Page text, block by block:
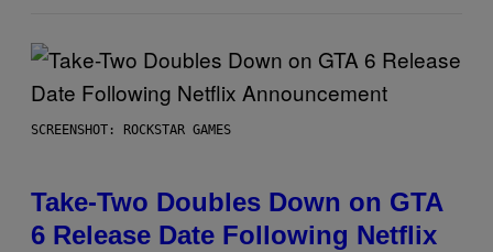
SCREENSHOT: ROCKSTAR GAMES
Take-Two Doubles Down on GTA
6 Release Date Following Netflix